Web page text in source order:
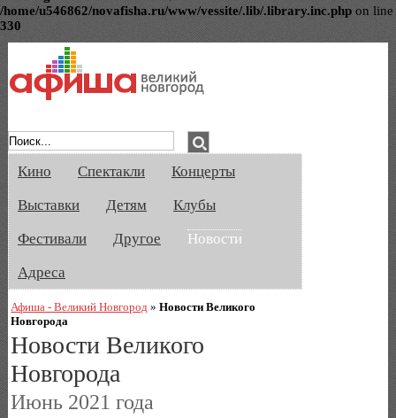
/home/u546862/novafisha.ru/www/vessite/.lib/.library.inc.php on line
330
Кино Спектакли
Концерты
Выставки
Детям
Клубы
Фестивали
Другое
Новости
Адреса
Афиша - Великий Новгород »Новости Великого
Новгорода
Новости Великого
Новгорода
Июнь 2021 года